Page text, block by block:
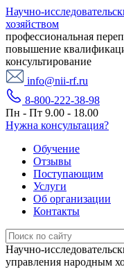
Научно-
хозяйством
профессиональная
повышение
консультирование
info@nii-rf.ru
8-800-222-38-98
Пн - Пт 9.00 - 18.00
Нужна консультация?
Обучение
Отзывы
Поступающим
Услуги
Об организации
Контакты
Научно-
управления народным